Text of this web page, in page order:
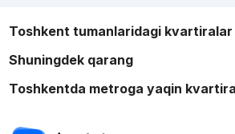
Toshkent tumanlaridagi kvartiralar
Shuningdek qarang
Toshkentda metroga yaqin